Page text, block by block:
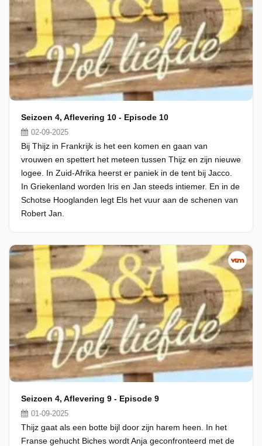
Seizoen 4, Aflevering 10 - Episode 10
02-09-2025
Bij Thijz in Frankrijk is het een komen en gaan van
vrouwen en spettert het meteen tussen Thijz en zijn nieuwe
logee. In Zuid-Afrika heerst er paniek in de tent bij Jacco.
In Griekenland worden Iris en Jan steeds intiemer. En in de
Schotse Hooglanden legt Els het vuur aan de schenen van
Robert Jan.
Seizoen 4, Aflevering 9 - Episode 9
01-09-2025
Thijz gaat als een botte bijl door zijn harem heen. In het
Franse gehucht Biches wordt Anja geconfronteerd met de